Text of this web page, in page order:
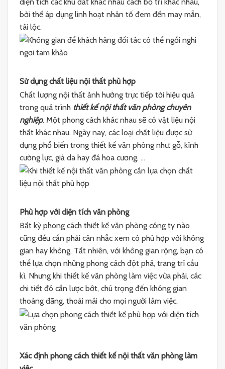
bởi thế áp dụng linh hoạt nhân tố đem đến may mắn,
tài lộc.
Sử dụng chất liệu nội thất phù hợp
Chất lượng nội thất ảnh hưởng trực tiếp tới hiệu quả
trong quá trình thiết kế nội thất văn phòng chuyên
nghiệp. Một phong cách khác nhau sẽ có vật liệu nội
thất khác nhau. Ngày nay, các loại chất liệu được sử
dụng phổ biến trong thiết kế văn phòng như: gỗ, kính
cường lực, giả da hay đá hoa cương, …
Phù hợp với diện tích văn phòng
Bất kỳ phong cách thiết kế văn phòng công ty nào
cũng đều cần phải cân nhắc xem có phù hợp với không
gian hay không. Tất nhiên, với không gian rộng, bạn có
thể lựa chọn những phong cách đột phá, trang trí cầu
kì. Nhưng khi thiết kế văn phòng làm việc vừa phải, các
chi tiết đó cần lược bớt, chú trọng đến không gian
thoáng đãng, thoải mái cho mọi người làm việc.
Xác định phong cách thiết kế nội thất văn phòng làm